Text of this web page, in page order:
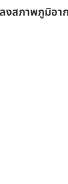
งสภาพภูมิอา